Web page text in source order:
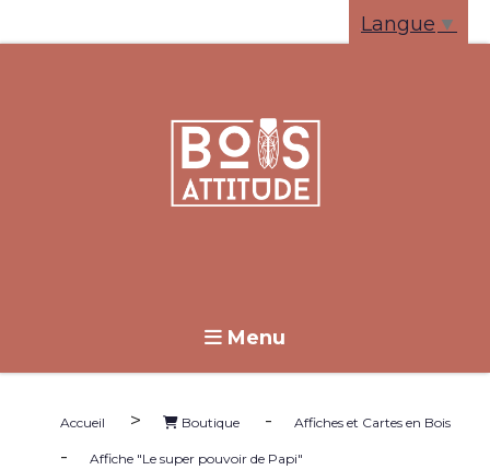
Menu
Accueil > Boutique - Affiches et Cartes en Bois
- Affiche "Le super pouvoir de Papi"
Langue ▼